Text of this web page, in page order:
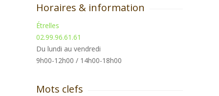
Horaires & information
Étrelles
02.99.96.61.61
Du lundi au vendredi
9h00-12h00 / 14h00-18h00
Mots clefs